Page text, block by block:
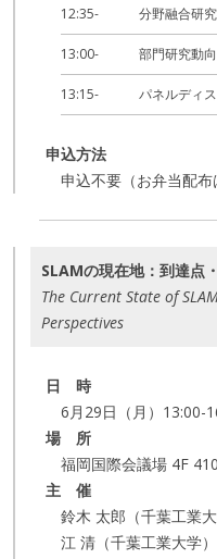
12:35- 分野融合研究
13:00- 部門研究動
13:15- パネルディ
申込方法
申込不要（お弁当配布
SLAMの現在地：到達点
The Current State of
Perspectives
日 時
6月29日（月）13:00-
場 所
福岡国際会議場 4F 410
主 催
鈴木 太郎（千葉工業
江 清（千葉工業大学